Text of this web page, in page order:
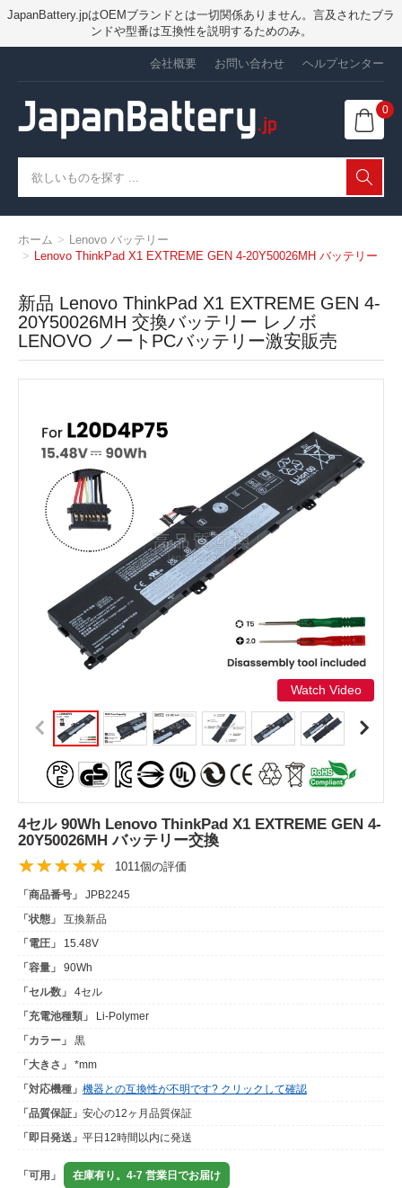
JapanBattery.jpはOEMブランドとは一切関係ありません。言及されたブラ
ンドや型番は互換性を説明するためのみ。
会社概要 お問い合わせ ヘルプセンター
0
ホーム
Lenovo バッテリー
Lenovo ThinkPad X1 EXTREME GEN 4-20Y50026MH バッテリー
新品 Lenovo ThinkPad X1 EXTREME GEN 4-
20Y50026MH 交換バッテリー レノボ
LENOVO ノートPCバッテリー激安販売
Watch Video
4セル 90Wh Lenovo ThinkPad X1 EXTREME GEN 4-
20Y50026MH バッテリー交換
1011個の評価
「商品番号」
JPB2245
「状態」
互換新品
「電圧」
15.48V
「容量」
90Wh
「セル数」
4セル
「充電池種類」
Li-Polymer
「カラー」
黒
「大きさ」
*mm
「対応機種」 機器との互換性が不明です? クリックして確認
「品質保証」 安心の12ヶ月品質保証
「即日発送」 平日12時間以内に発送
「可用」 在庫有り。4-7 営業日でお届け